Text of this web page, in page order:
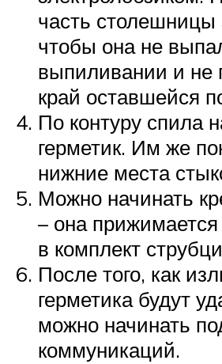
часть столешницы
чтобы она не
выпиливании и не
край оставшейся
По контуру спила
герметик. Им же
нижние места
Можно начинать
– она
в комплект
После того, как
герметика будут
можно начинать
коммуникаций.